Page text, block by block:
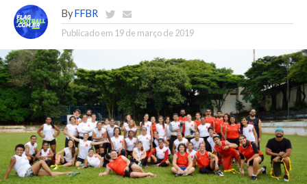
By FFBR
Publicado em 19 de março de 2019